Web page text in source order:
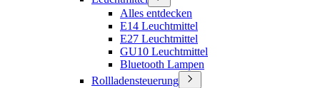
Alles entdecken
E14 Leuchtmittel
E27 Leuchtmittel
GU10 Leuchtmittel
Bluetooth Lampen
Rollladensteuerung